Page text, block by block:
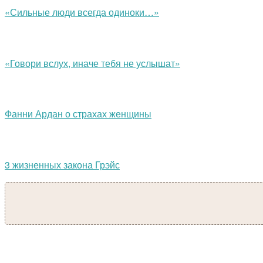
«Сильные люди всегда одиноки…»
«Говори вслух, иначе тебя не услышат»
Фанни Ардан о страхах женщины
3 жизненных закона Грэйс